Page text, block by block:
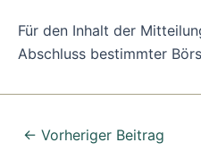
Für den Inhalt der
Abschluss bestimmter
← Vorheriger Beitrag